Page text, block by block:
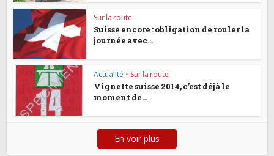
Sur la route
Suisse encore : obligation de rouler la
journée avec...
Actualité • Sur la route
Vignette suisse 2014, c’est déjà le
moment de...
En voir plus